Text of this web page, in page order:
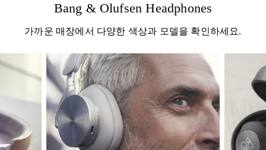
Bang & Olufsen Headphones
가까운 매장에서 다양한 색상과 모델을 확인하세요.